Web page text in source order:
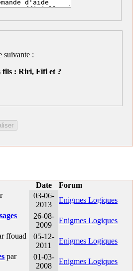
suivante :
fils : Riri, Fifi et ?
Date
Forum
03-06-
2013
Enigmes Logiques
26-08-
2009
Enigmes Logiques
ffouad
05-12-
2011
Enigmes Logiques
par
01-03-
2008
Enigmes Logiques